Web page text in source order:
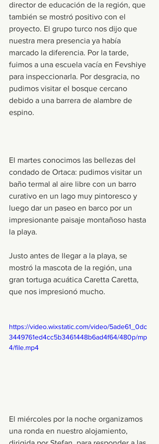
director de educación de la región, que
también se mostró positivo con el
proyecto. El grupo turco nos dijo que
nuestra mera presencia ya había
marcado la diferencia. Por la tarde,
fuimos a una escuela vacía en Fevshiye
para inspeccionarla. Por desgracia, no
pudimos visitar el bosque cercano
debido a una barrera de alambre de
espino.
El martes conocimos las bellezas del
condado de Ortaca: pudimos visitar un
baño termal al aire libre con un barro
curativo en un lago muy pintoresco y
luego dar un paseo en barco por un
impresionante paisaje montañoso hasta
la playa.
Justo antes de llegar a la playa, se
mostró la mascota de la región, una
gran tortuga acuática Caretta Caretta,
que nos impresionó mucho.
https://video.wixstatic.com/video/5ade61_0dc
3449761ed4cc5b3461448b6ad4f64/480p/mp
4/file.mp4
El miércoles por la noche organizamos
una ronda en nuestro alojamiento,